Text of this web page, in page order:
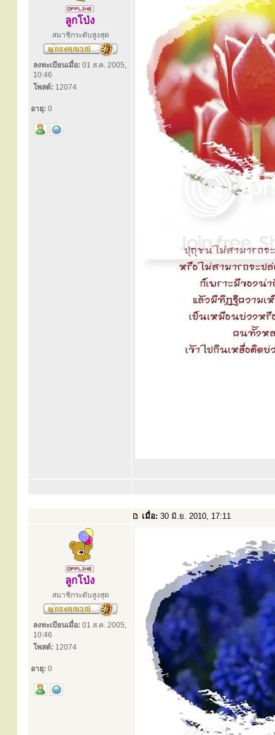
ลูกโป่ง
สมาชิกระดับสูงสุด
ลงทะเบียนเมื่อ: 01 ส.ค. 2005,
10:46
โพสต์: 12074
อายุ: 0
เมื่อ: 30 มิ.ย. 2010, 17:11
ลูกโป่ง
สมาชิกระดับสูงสุด
ลงทะเบียนเมื่อ: 01 ส.ค. 2005,
10:46
โพสต์: 12074
อายุ: 0